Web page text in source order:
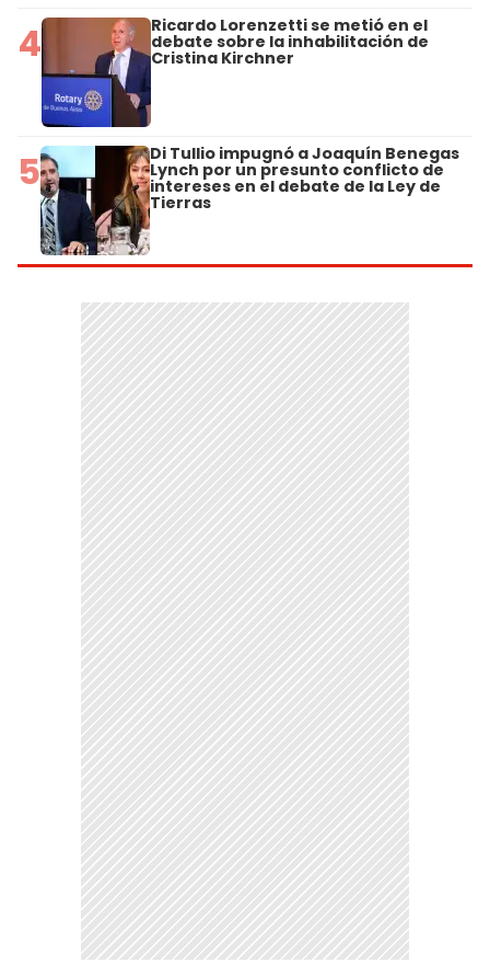
4 Ricardo Lorenzetti se metió en el
debate sobre la inhabilitación de
Cristina Kirchner
5 Di Tullio impugnó a Joaquín Benegas
Lynch por un presunto conflicto de
intereses en el debate de la Ley de
Tierras